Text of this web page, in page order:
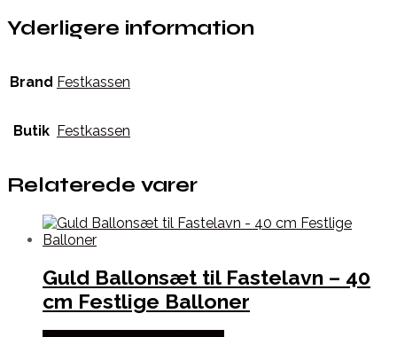
Yderligere information
Brand Festkassen
Butik Festkassen
Relaterede varer
Guld Ballonsæt til Fastelavn – 40
cm Festlige Balloner